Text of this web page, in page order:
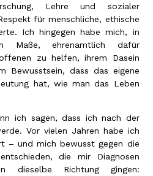
Lehre und sozialer
für menschliche, ethische
Ich hingegen habe mich, in
Maße, ehrenamtlich dafür
zu helfen, ihrem Dasein
Bewusstsein, dass das eigene
hat, wie man das Leben
ich sagen, dass ich nach der
Vor vielen Jahren habe ich
– und mich bewusst gegen die
die mir Diagnosen
Richtung gingen: